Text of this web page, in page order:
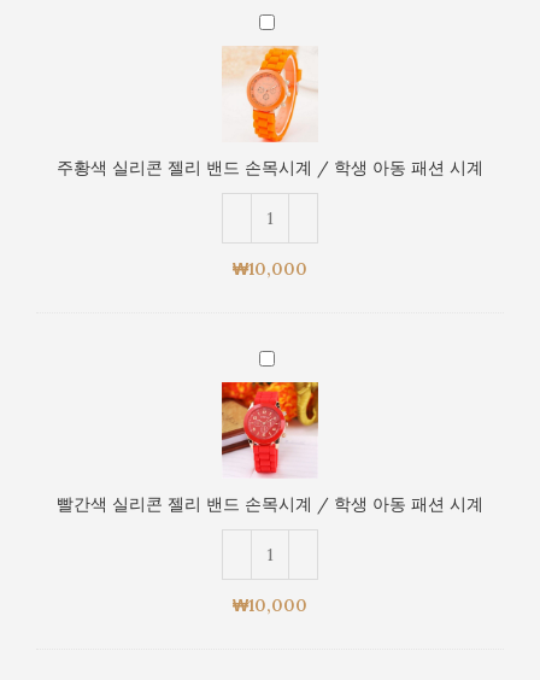
계
시
계
/
학
생
아
동
패
션
시
주
황
색
실
리
젤
드
손
계
/
학
생
아
동
패
션
시
계
주황색 실리콘 젤리 밴드 손목시계 / 학생 아동 패션 시계
₩10,000
빨
간
색
실
리
젤
드
손
빨간색 실리콘 젤리 밴드 손목시계 / 학생 아동 패션 시계
₩10,000